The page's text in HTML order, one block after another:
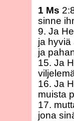
1 Ms
sinne
9. Ja
ja hyviä
ja
15. Ja
16. Ja
muista
17.
jona